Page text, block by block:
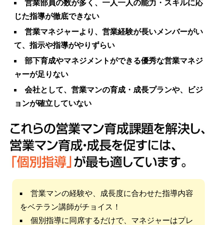
営業部員の数が多く、一人一人の能力・スキルに応
じた指導が徹底できない
営業マネジャーより、営業経験が長いメンバーがい
て、指示や指導がやりずらい
部下育成やマネジメントができる優秀な営業マネジ
ャーが足りない
会社として、営業マンの育成・成長プランや、ビジ
ョンが確立していない
営業マンの経験や、成長度に合わせた指導内容
をベテラン講師がチョイス！
個別指導に同席するだけで、マネジャーはプレ